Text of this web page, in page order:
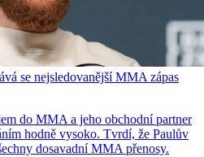
se nejsledovanější MMA zápas
do MMA a jeho obchodní partner
hodně vysoko. Tvrdí, že Paulův
dosavadní MMA přenosy.